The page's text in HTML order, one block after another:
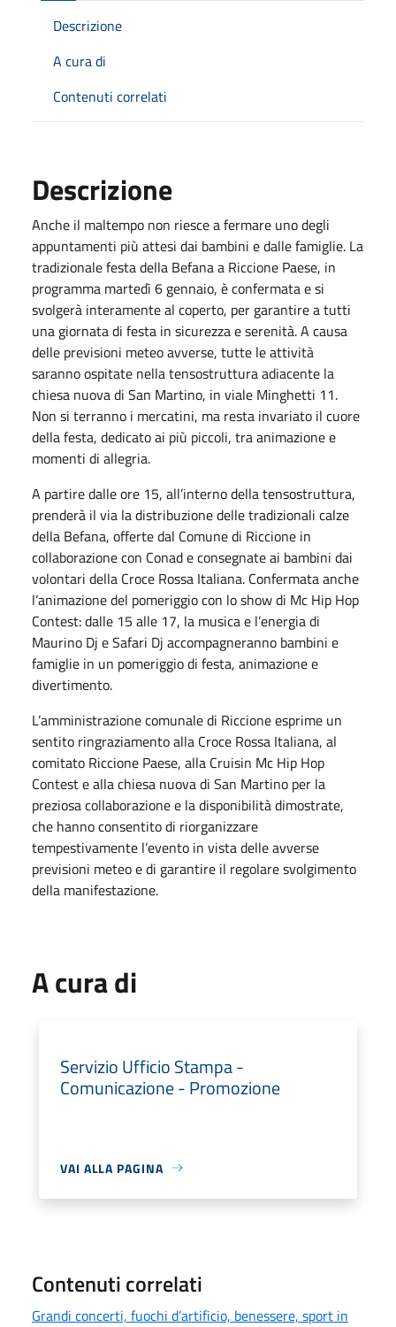
Descrizione
A cura di
Contenuti correlati
Descrizione
Anche il maltempo non riesce a fermare uno degli
appuntamenti più attesi dai bambini e dalle famiglie. La
tradizionale festa della Befana a Riccione Paese, in
programma martedì 6 gennaio, è confermata e si
svolgerà interamente al coperto, per garantire a tutti
una giornata di festa in sicurezza e serenità. A causa
delle previsioni meteo avverse, tutte le attività
saranno ospitate nella tensostruttura adiacente la
chiesa nuova di San Martino, in viale Minghetti 11.
Non si terranno i mercatini, ma resta invariato il cuore
della festa, dedicato ai più piccoli, tra animazione e
momenti di allegria.
A partire dalle ore 15, all’interno della tensostruttura,
prenderà il via la distribuzione delle tradizionali calze
della Befana, offerte dal Comune di Riccione in
collaborazione con Conad e consegnate ai bambini dai
volontari della Croce Rossa Italiana. Confermata anche
l’animazione del pomeriggio con lo show di Mc Hip Hop
Contest: dalle 15 alle 17, la musica e l’energia di
Maurino Dj e Safari Dj accompagneranno bambini e
famiglie in un pomeriggio di festa, animazione e
divertimento.
L’amministrazione comunale di Riccione esprime un
sentito ringraziamento alla Croce Rossa Italiana, al
comitato Riccione Paese, alla Cruisin Mc Hip Hop
Contest e alla chiesa nuova di San Martino per la
preziosa collaborazione e la disponibilità dimostrate,
che hanno consentito di riorganizzare
tempestivamente l’evento in vista delle avverse
previsioni meteo e di garantire il regolare svolgimento
della manifestazione.
A cura di
Servizio Ufficio Stampa -
Comunicazione - Promozione
VAI ALLA PAGINA
Contenuti correlati
Grandi concerti, fuochi d’artificio, benessere, sport in